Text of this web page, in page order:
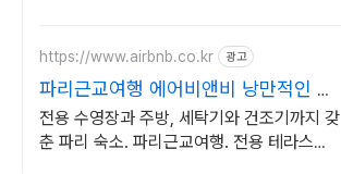
https://www.airbnb.co.kr 광고
파리근교여행 에어비앤비 낭만적인 에
펠탑 뷰 숙소
전용 수영장과 주방, 세탁기와 건조기까지 갖
춘 파리 숙소. 파리근교여행. 전용 테라스와